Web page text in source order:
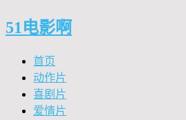
51电影啊
首页
动作片
喜剧片
爱情片